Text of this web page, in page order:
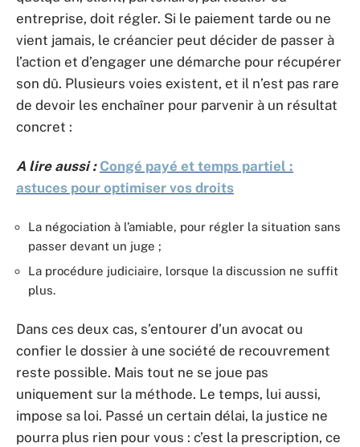
entreprise, doit régler. Si le paiement tarde ou ne
vient jamais, le créancier peut décider de passer à
l’action et d’engager une démarche pour récupérer
son dû. Plusieurs voies existent, et il n’est pas rare
de devoir les enchaîner pour parvenir à un résultat
concret :
A lire aussi : Congé payé et temps partiel :
astuces pour optimiser vos droits
La négociation à l’amiable, pour régler la situation sans
passer devant un juge ;
La procédure judiciaire, lorsque la discussion ne suffit
plus.
Dans ces deux cas, s’entourer d’un avocat ou
confier le dossier à une société de recouvrement
reste possible. Mais tout ne se joue pas
uniquement sur la méthode. Le temps, lui aussi,
impose sa loi. Passé un certain délai, la justice ne
pourra plus rien pour vous : c’est la prescription, ce